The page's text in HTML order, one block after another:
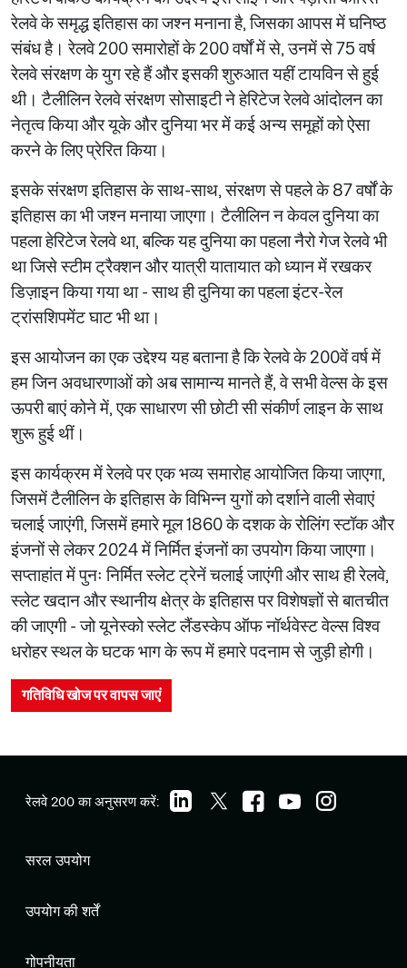
रेलवे के समृद्ध इतिहास का जश्न मनाना है, जिसका आपस में घनिष्ठ
संबंध है। रेलवे 200 समारोहों के 200 वर्षों में से, उनमें से 75 वर्ष
रेलवे संरक्षण के युग रहे हैं और इसकी शुरुआत यहीं टायविन से हुई
थी। टैलीलिन रेलवे संरक्षण सोसाइटी ने हेरिटेज रेलवे आंदोलन का
नेतृत्व किया और यूके और दुनिया भर में कई अन्य समूहों को ऐसा
करने के लिए प्रेरित किया।
इसके संरक्षण इतिहास के साथ-साथ, संरक्षण से पहले के 87 वर्षों के
इतिहास का भी जश्न मनाया जाएगा। टैलीलिन न केवल दुनिया का
पहला हेरिटेज रेलवे था, बल्कि यह दुनिया का पहला नैरो गेज रेलवे भी
था जिसे स्टीम ट्रैक्शन और यात्री यातायात को ध्यान में रखकर
डिज़ाइन किया गया था - साथ ही दुनिया का पहला इंटर-रेल
ट्रांसशिपमेंट घाट भी था।
इस आयोजन का एक उद्देश्य यह बताना है कि रेलवे के 200वें वर्ष में
हम जिन अवधारणाओं को अब सामान्य मानते हैं, वे सभी वेल्स के इस
ऊपरी बाएं कोने में, एक साधारण सी छोटी सी संकीर्ण लाइन के साथ
शुरू हुई थीं।
इस कार्यक्रम में रेलवे पर एक भव्य समारोह आयोजित किया जाएगा,
जिसमें टैलीलिन के इतिहास के विभिन्न युगों को दर्शाने वाली सेवाएं
चलाई जाएंगी, जिसमें हमारे मूल 1860 के दशक के रोलिंग स्टॉक और
इंजनों से लेकर 2024 में निर्मित इंजनों का उपयोग किया जाएगा।
सप्ताहांत में पुनः निर्मित स्लेट ट्रेनें चलाई जाएंगी और साथ ही रेलवे,
स्लेट खदान और स्थानीय क्षेत्र के इतिहास पर विशेषज्ञों से बातचीत
की जाएगी - जो यूनेस्को स्लेट लैंडस्केप ऑफ नॉर्थवेस्ट वेल्स विश्व
धरोहर स्थल के घटक भाग के रूप में हमारे पदनाम से जुड़ी होगी।
गतिविधि खोज पर वापस जाएं
रेलवे 200 का अनुसरण करें:
सरल उपयोग
उपयोग की शर्तें
गोपनीयता